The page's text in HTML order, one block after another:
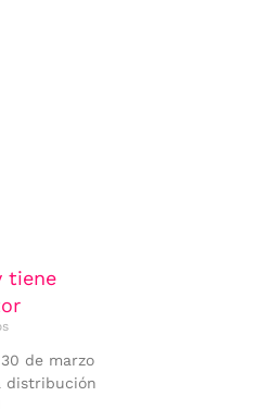
tiene
de marzo
distribución